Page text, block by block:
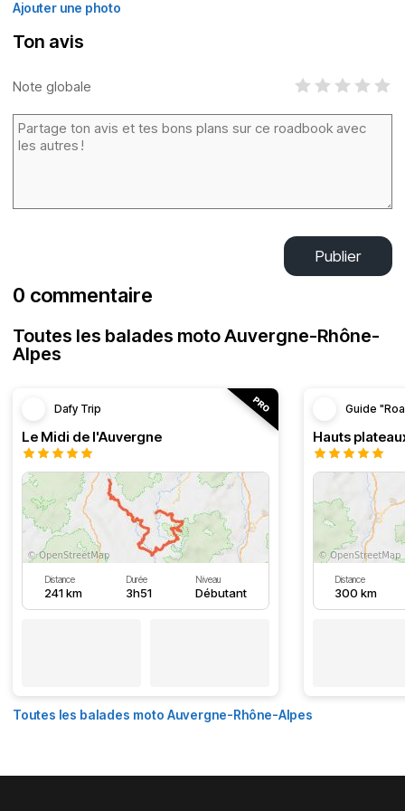
Ajouter une photo
Ton avis
Note globale
Publier
0 commentaire
Toutes les balades moto Auvergne-Rhône-
Alpes
Dafy Trip
Le Midi de l'Auvergne
Distance
241 km
Durée
3h51
Niveau
Débutant
Guide
Hauts
Distance
300 km
Toutes les balades moto Auvergne-Rhône-Alpes